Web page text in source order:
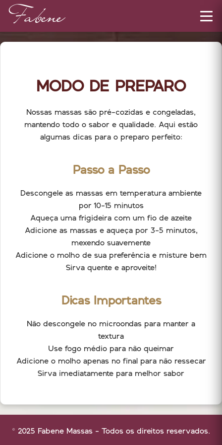
Fabene
MODO DE PREPARO
Nossas massas são pré-cozidas e congeladas,
mantendo todo o sabor e qualidade. Aqui estão
algumas dicas para o preparo perfeito:
Passo a Passo
Descongele as massas em temperatura ambiente
por 10-15 minutos
Aqueça uma frigideira com um fio de azeite
Adicione as massas e aqueça por 3-5 minutos,
mexendo suavemente
Adicione o molho de sua preferência e misture bem
Sirva quente e aproveite!
Dicas Importantes
Não descongele no microondas para manter a
textura
Use fogo médio para não queimar
Adicione o molho apenas no final para não ressecar
Sirva imediatamente para melhor sabor
© 2025 Fabene Massas - Todos os direitos reservados.